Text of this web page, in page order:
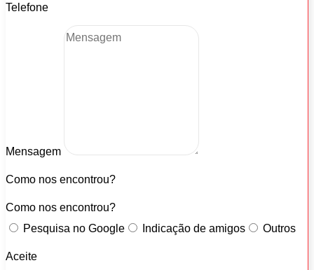
Telefone
Mensagem
Como nos encontrou?
Como nos encontrou?
Pesquisa no Google
Indicação de amigos Outros
Aceite